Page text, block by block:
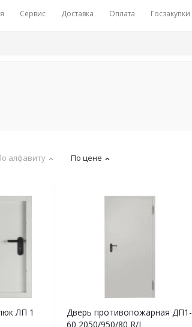
Сервис Доставка Оплата Госзакупки
алфавиту По цене
ЛП 1
Дверь противопожарная ДП1-
60 2050/950/80 R/L